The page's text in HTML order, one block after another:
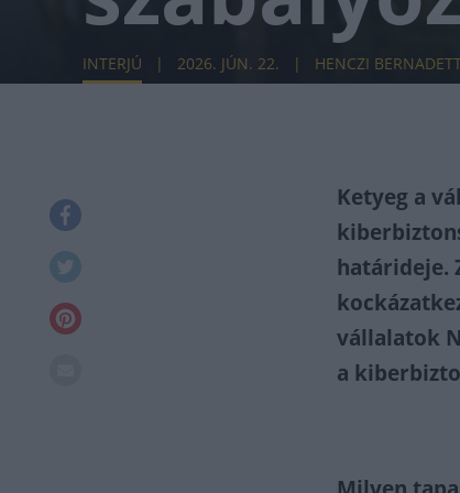
INTERJÚ 2026. JÚN. 22. HENCZI
Ketyeg a
határideje.
vállalatok
a